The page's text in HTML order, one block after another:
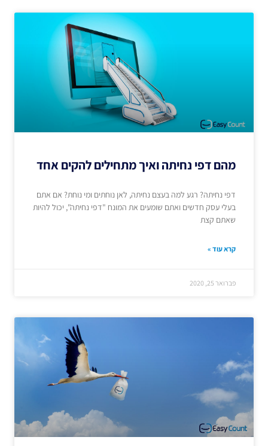
מהם דפי נחיתה ואיך מתחילים להקים אחד
דפי נחיתה? רגע למה בעצם נחיתה, לאן נוחתים ומי נוחת? אם אתם
בעלי עסק חדשים ואתם שומעים את המונח "דפי נחיתה", יכול להיות
שאתם קצת
קרא עוד »
פברואר 25, 2020